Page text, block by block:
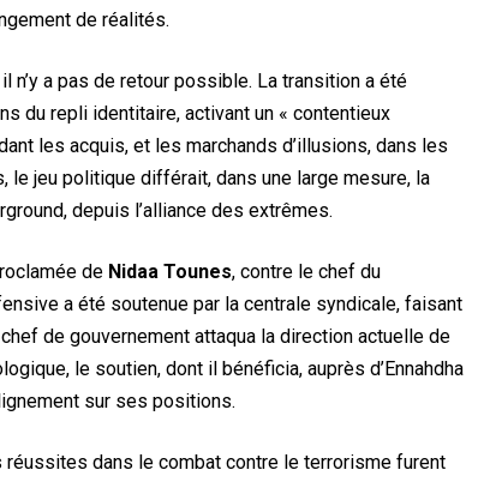
de réalités.
a pas de retour possible. La transition a été
du repli identitaire, activant un « contentieux
les acquis, et les marchands d’illusions, dans les
le jeu politique différait, dans une large mesure, la
depuis l’alliance des extrêmes.
de Nidaa Tounes, contre le chef du
a été soutenue par la centrale syndicale, faisant
de gouvernement attaqua la direction actuelle de
le soutien, dont il bénéficia, auprès d’Ennahdha
sur ses positions.
réussites dans le combat contre le terrorisme furent